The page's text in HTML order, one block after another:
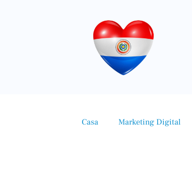
Casa Marketing Digital